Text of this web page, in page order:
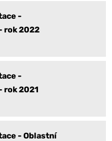
-
rok 2022
-
rok 2021
- Oblastní